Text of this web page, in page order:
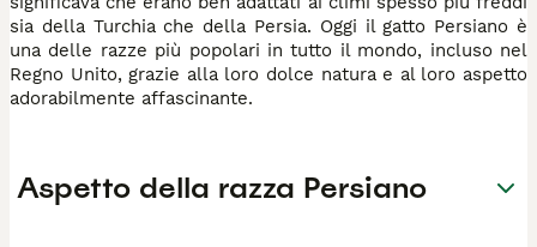
sia della Turchia che della Persia. Oggi il gatto Persiano è
una delle razze più popolari in tutto il mondo, incluso nel
Regno Unito, grazie alla loro dolce natura e al loro aspetto
adorabilmente affascinante.
Aspetto della razza Persiano